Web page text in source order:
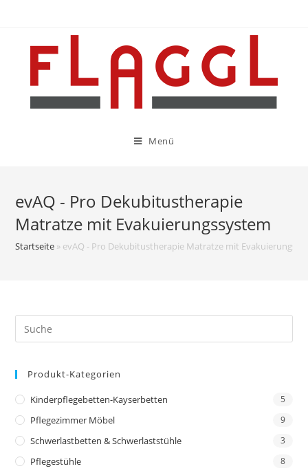
Menü
evAQ - Pro Dekubitustherapie
Matratze mit Evakuierungssystem
Startseite » evAQ - Pro Dekubitustherapie Matratze mit
Produkt-Kategorien
Kinderpflegebetten-Kayserbetten 5
Pflegezimmer Möbel 9
Schwerlastbetten & Schwerlaststühle 3
Pflegestühle 8